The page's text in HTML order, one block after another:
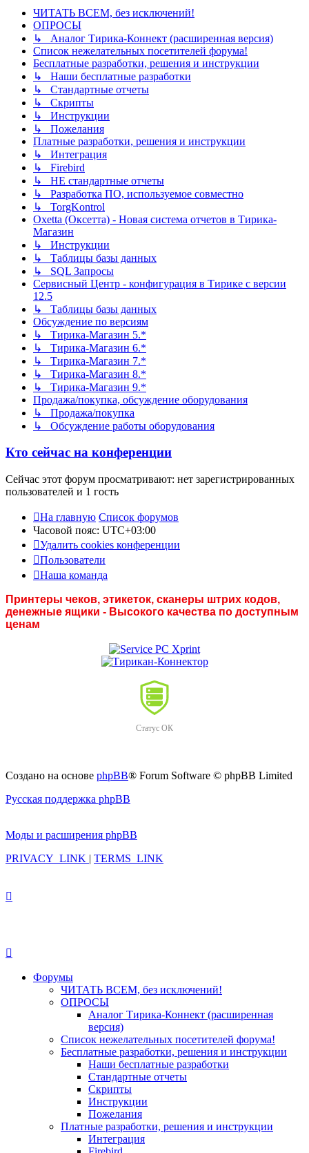
ЧИТАТЬ ВСЕМ, без исключений!
ОПРОСЫ
↳ Аналог Тирика-Коннект (расширенная версия)
Список нежелательных посетителей форума!
Бесплатные разработки, решения и инструкции
↳ Наши бесплатные разработки
↳ Стандартные отчеты
↳ Скрипты
↳ Инструкции
↳ Пожелания
Платные разработки, решения и инструкции
↳ Интеграция
↳ Firebird
↳ НЕ стандартные отчеты
↳ Разработка ПО, используемое совместно
↳ TorgKontrol
Oxetta (Оксетта) - Новая система отчетов в Тирика-
Магазин
↳ Инструкции
↳ Таблицы базы данных
↳ SQL Запросы
Сервисный Центр - конфигурация в Тирике с версии
12.5
↳ Таблицы базы данных
Обсуждение по версиям
↳ Тирика-Магазин 5.*
↳ Тирика-Магазин 6.*
↳ Тирика-Магазин 7.*
↳ Тирика-Магазин 8.*
↳ Тирика-Магазин 9.*
Продажа/покупка, обсуждение оборудования
↳ Продажа/покупка
↳ Обсуждение работы оборудования
Кто сейчас на конференции
Сейчас этот форум просматривают: нет зарегистрированных
пользователей и 1 гость
На главную Список форумов
Часовой пояс: UTC+03:00
Удалить cookies конференции
Пользователи
Наша команда
Принтеры чеков, этикеток, сканеры штрих кодов,
денежные ящики - Высокого качества по доступным
ценам
Статус ОК
Создано на основе phpBB® Forum Software © phpBB Limited
Русская поддержка phpBB
Моды и расширения phpBB
PRIVACY_LINK | TERMS_LINK
Форумы
ЧИТАТЬ ВСЕМ, без исключений!
ОПРОСЫ
Аналог Тирика-Коннект (расширенная
версия)
Список нежелательных посетителей форума!
Бесплатные разработки, решения и инструкции
Наши бесплатные разработки
Стандартные отчеты
Скрипты
Инструкции
Пожелания
Платные разработки, решения и инструкции
Интеграция